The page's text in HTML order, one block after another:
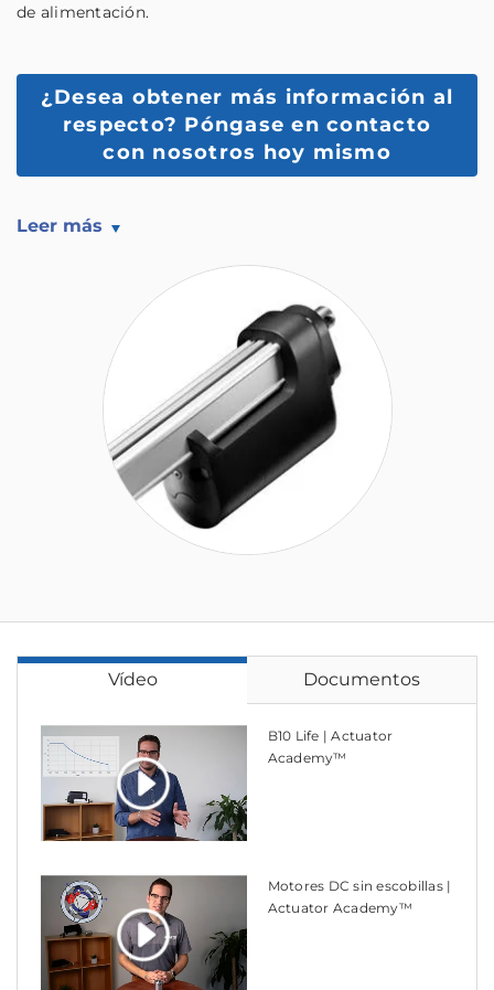
de alimentación.
¿Desea obtener más información al
respecto? Póngase en contacto
con nosotros hoy mismo
Leer más
Vídeo Documentos
B10 Life | Actuator
Academy™
Motores DC sin escobillas |
Actuator Academy™